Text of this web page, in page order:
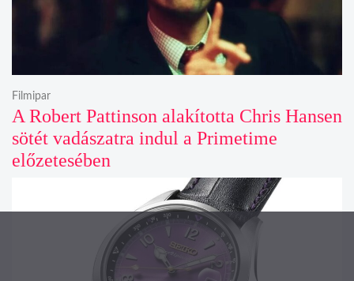
A Robert Pattinson alakította Chris Hansen
sötét vadászatra indul a Primetime
előzetesében
Filmipar